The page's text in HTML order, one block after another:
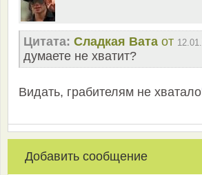
Цитата: Сладкая Вата от
думаете не хватит?
Видать, грабителям не хватало
Добавить сообщение